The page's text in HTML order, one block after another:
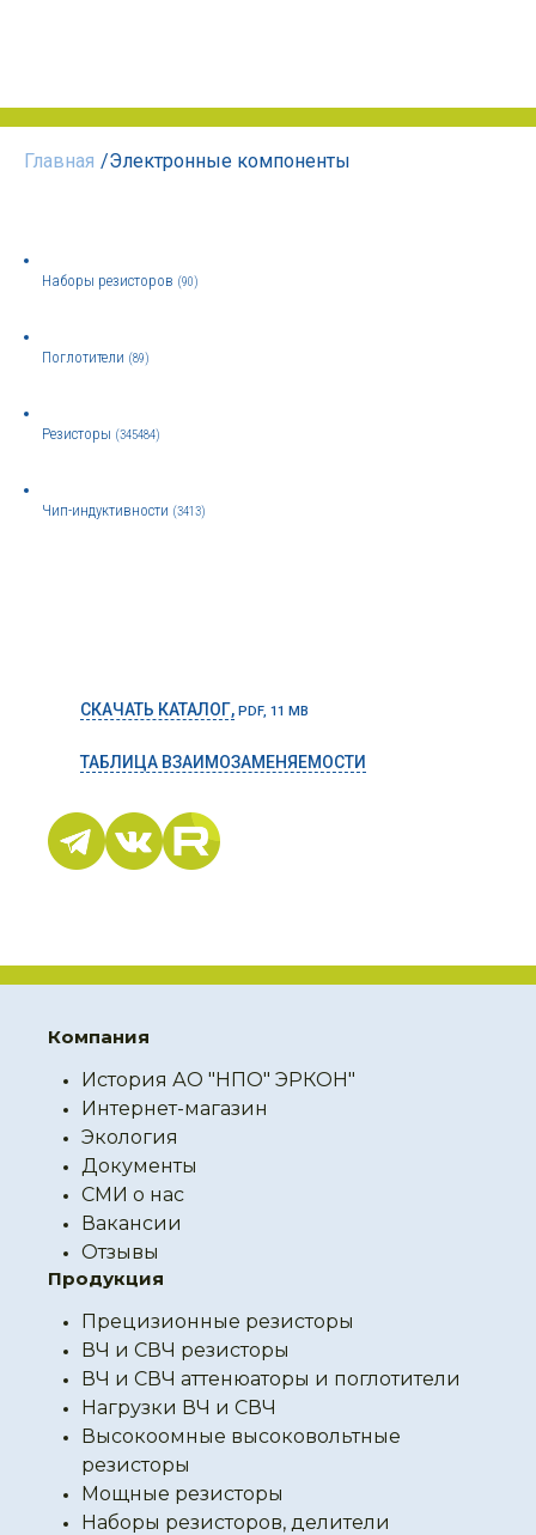
Главная /Электронные компоненты
Наборы резисторов (90)
Поглотители (89)
Резисторы (345484)
Чип-индуктивности (3413)
СКАЧАТЬ КАТАЛОГ, PDF, 11 MB
ТАБЛИЦА ВЗАИМОЗАМЕНЯЕМОСТИ
Компания
История АО "НПО" ЭРКОН"
Интернет-магазин
Экология
Документы
СМИ о нас
Вакансии
Отзывы
Продукция
Прецизионные резисторы
ВЧ и СВЧ резисторы
ВЧ и СВЧ аттенюаторы и поглотители
Нагрузки ВЧ и СВЧ
Высокоомные высоковольтные
резисторы
Мощные резисторы
Наборы резисторов, делители